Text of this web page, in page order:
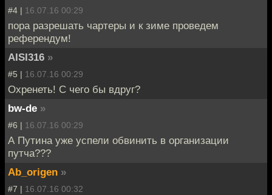
#4 | 16.07.16 00:29
пора разрешать чартеры и к зиме проведем
референдум!
AISI316 »
#5 | 16.07.16 00:29
Охренеть! С чего бы вдруг?
bw-de »
#6 | 16.07.16 00:29
А Путина уже успели обвинить в организации
путча???
Ab_origen »
#7 | 16.07.16 00:32